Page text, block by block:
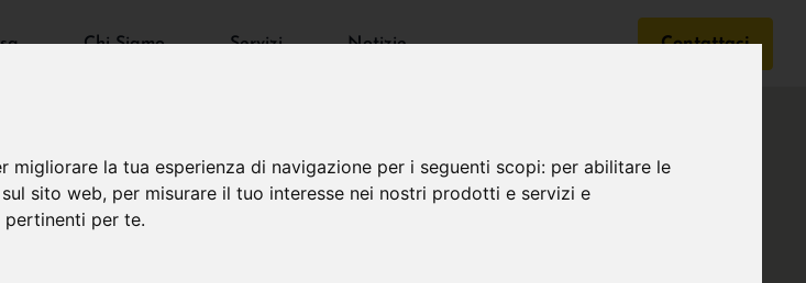
la tua esperienza di navigazione per i seguenti scopi: per abilitare le
sito web, per misurare il tuo interesse nei nostri prodotti e servizi e
pertinenti per te.
Chi Siamo Servizi Notizie Contattaci